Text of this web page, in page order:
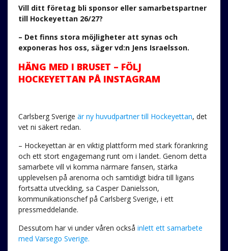
Vill ditt företag bli sponsor eller samarbetspartner
till Hockeyettan 26/27?
– Det finns stora möjligheter att synas och
exponeras hos oss, säger vd:n Jens Israelsson.
HÄNG MED I BRUSET – FÖLJ
HOCKEYETTAN PÅ INSTAGRAM
Carlsberg Sverige är ny huvudpartner till Hockeyettan, det
vet ni säkert redan.
– Hockeyettan är en viktig plattform med stark förankring
och ett stort engagemang runt om i landet. Genom detta
samarbete vill vi komma närmare fansen, stärka
upplevelsen på arenorna och samtidigt bidra till ligans
fortsatta utveckling, sa Casper Danielsson,
kommunikationschef på Carlsberg Sverige, i ett
pressmeddelande.
Dessutom har vi under våren också inlett ett samarbete
med Varsego Sverige.